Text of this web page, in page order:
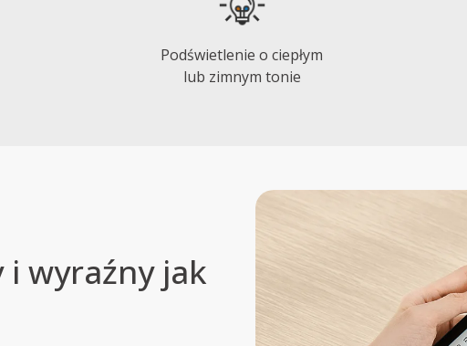
Podświetlenie o ciepłym
lub zimnym tonie
i wyraźny jak